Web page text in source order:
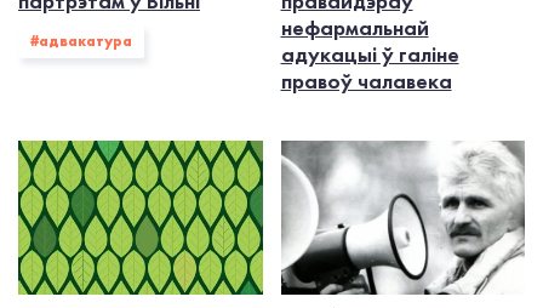
#адвакатура
нефармальнай
адукацыі ў галіне
правоў чалавека